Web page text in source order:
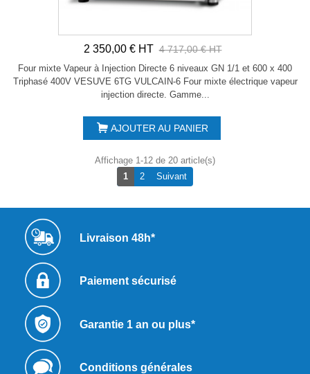
2 350,00 € HT 4 717,00 € HT
Four mixte Vapeur à Injection Directe 6 niveaux GN 1/1 et 600 x 400
Triphasé 400V VESUVE 6TG VULCAIN-6 Four mixte électrique vapeur
injection directe. Gamme...
AJOUTER AU PANIER
Affichage 1-12 de 20 article(s)
1
2 SuivantSuivant
Livraison 48h*
Paiement sécurisé
Garantie 1 an ou plus*
Conditions générales